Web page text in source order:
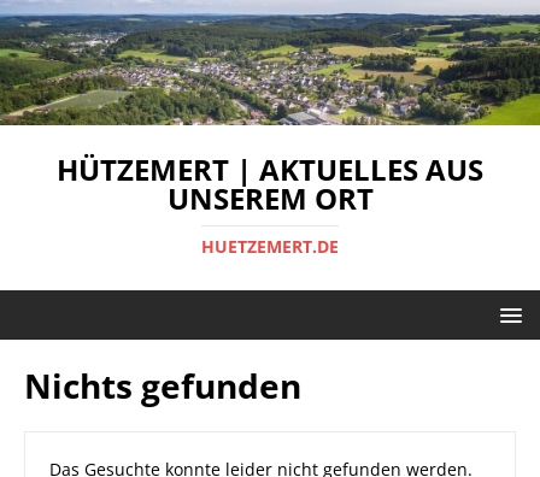
HÜTZEMERT | AKTUELLES AUS
UNSEREM ORT
HUETZEMERT.DE
Nichts gefunden
Das Gesuchte konnte leider nicht gefunden werden.